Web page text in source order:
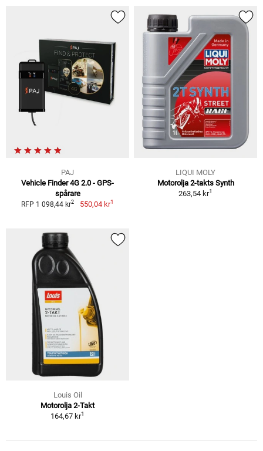
PAJ
Vehicle Finder 4G 2.0 - GPS-
spårare
RFP 1 098,44 kr2 550,04 kr1
LIQUI MOLY
Motorolja 2-takts Synth
263,54 kr1
Louis Oil
Motorolja 2-Takt
164,67 kr1